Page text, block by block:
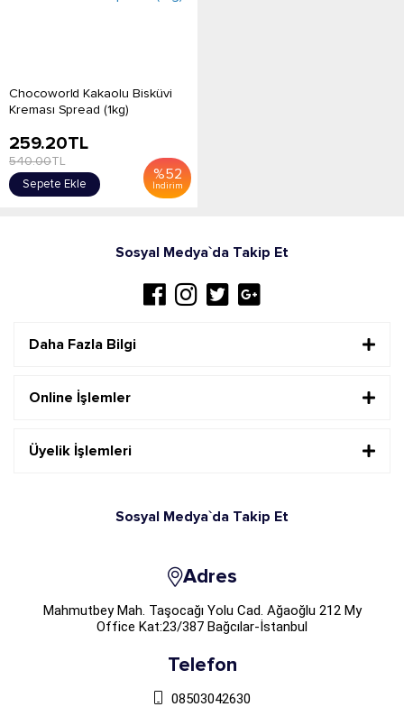
Chocoworld Kakaolu Bisküvi
Kreması Spread (1kg)
%52
İndirim
259.20TL
540.00TL
Sepete Ekle
Sosyal Medya`da Takip Et
Daha Fazla Bilgi
Online İşlemler
Üyelik İşlemleri
Sosyal Medya`da Takip Et
Adres
Mahmutbey Mah. Taşocağı Yolu Cad. Ağaoğlu 212 My
Office Kat:23/387 Bağcılar-İstanbul
Telefon
08503042630